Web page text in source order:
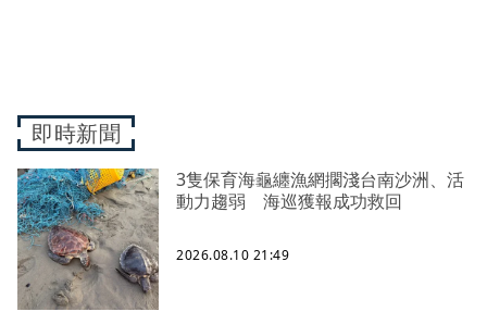
即時新聞
3隻保育海龜纏漁網擱淺台南沙洲、活
動力趨弱 海巡獲報成功救回
2026.08.10 21:49